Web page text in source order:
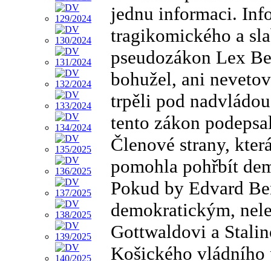
jednu informaci.
tragikomického a
pseudozákon Lex
bohužel, ani
trpěli pod
tento zákon
Členové strany,
pomohla pohřbít
Pokud by Edvard
demokratickým,
Gottwaldovi a
Košického vládního